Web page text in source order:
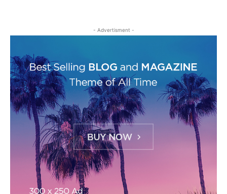
- Advertisment -